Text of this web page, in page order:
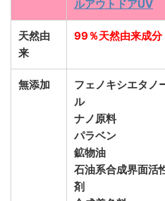
ルアウトドアUV
天然由
来
99％天然由来成分
無添加
フェノキシエタノ
ル
ナノ原料
パラベン
鉱物油
石油系合成界面活
剤